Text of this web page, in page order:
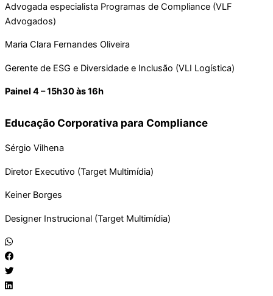
Advogada especialista Programas de Compliance (VLF
Advogados)
Maria Clara Fernandes Oliveira
Gerente de ESG e Diversidade e Inclusão (VLI Logística)
Painel 4 – 15h30 às 16h
Educação Corporativa para Compliance
Sérgio Vilhena
Diretor Executivo (Target Multimídia)
Keiner Borges
Designer Instrucional (Target Multimídia)